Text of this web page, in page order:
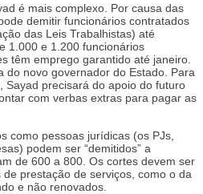
é mais complexo. Por causa das
demitir funcionários contratados
das Leis Trabalhistas) até
1.000 e 1.200 funcionários
têm emprego garantido até janeiro.
do novo governador do Estado. Para
Sayad precisará do apoio do futuro
com verbas extras para pagar as
como pessoas jurídicas (os PJs,
podem ser “demitidos” a
de 600 a 800. Os cortes devem ser
prestação de serviços, como o da
e não renovados.